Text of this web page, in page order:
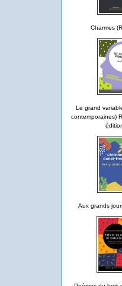
Charmes
Le grand
contemporaines)
Aux grands